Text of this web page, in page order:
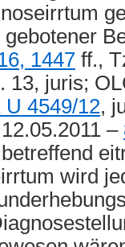
1447 ff.,
13, juris;
U 4549/12,
–
wird